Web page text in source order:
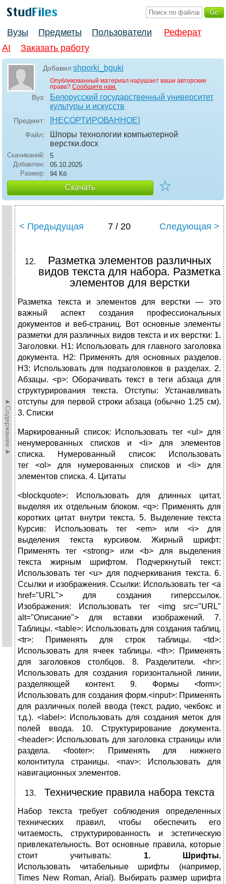
Вузы Предметы Пользователи
Реферат
AI
Заказать работу
Добавил:shporki_bguki
Опубликованный материал нарушает ваши авторские
права? Сообщите нам.
Вуз:
Белорусский государственный университет
культуры и искусств
Предмет: [НЕСОРТИРОВАННОЕ]
Файл:
Шпоры технологии компьютерной
верстки.docx
Скачиваний:
5
Добавлен:
05.10.2025
Размер:
94 Кб
Скачать ☆
►Содержание►
< Предыдущая 7 / 20 Следующая >
Разметка элементов различных
видов текста для набора. Разметка
элементов для верстки
Разметка текста и элементов для верстки — это
важный аспект создания профессиональных
документов и веб-страниц. Вот основные элементы
разметки для различных видов текста и их верстки: 1.
Заголовки. H1: Использовать для главного заголовка
документа. H2: Применять для основных разделов.
H3: Использовать для подзаголовков в разделах. 2.
Абзацы. <p>: Оборачивать текст в теги абзаца для
структурирования текста. Отступы: Устанавливать
отступы для первой строки абзаца (обычно 1.25 см).
3. Списки
Маркированный список: Использовать тег <ul> для
ненумерованных списков и <li> для элементов
списка. Нумерованный список: Использовать
тег <ol> для нумерованных списков и <li> для
элементов списка. 4. Цитаты
<blockquote>: Использовать для длинных цитат,
выделяя их отдельным блоком. <q>: Применять для
коротких цитат внутри текста. 5. Выделение текста
Курсив: Использовать тег <em> или <i> для
выделения текста курсивом. Жирный шрифт:
Применять тег <strong> или <b> для выделения
текста жирным шрифтом. Подчеркнутый текст:
Использовать тег <u> для подчеркивания текста. 6.
Ссылки и изображения. Ссылки: Использовать тег <a
href="URL"> для создания гиперссылок.
Изображения: Использовать тег <img src="URL"
alt="Описание"> для вставки изображений. 7.
Таблицы. <table>: Использовать для создания таблиц.
<tr>: Применять для строк таблицы. <td>:
Использовать для ячеек таблицы. <th>: Применять
для заголовков столбцов. 8. Разделители. <hr>:
Использовать для создания горизонтальной линии,
разделяющей контент. 9. Формы <form>:
Использовать для создания форм.<input>: Применять
для различных полей ввода (текст, радио, чекбокс и
т.д.). <label>: Использовать для создания меток для
полей ввода. 10. Структурирование документа.
<header>: Использовать для заголовка страницы или
раздела. <footer>: Применять для нижнего
колонтитула страницы. <nav>: Использовать для
навигационных элементов.
Технические правила набора текста
Набор текста требует соблюдения определенных
технических правил, чтобы обеспечить его
читаемость, структурированность и эстетическую
привлекательность. Вот основные правила, которые
стоит учитывать: 1. Шрифты.
Использовать читабельные шрифты (например,
Times New Roman, Arial). Выбирать размер шрифта